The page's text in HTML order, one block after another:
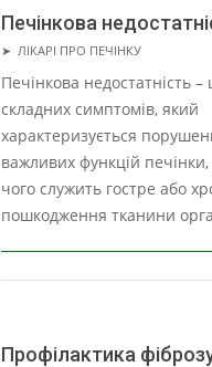
Печінкова
2021-
07-
07
➤ ЛІКАРІ ПРО ПЕЧІНКУ
Печінкова недостатність
складних симптомів, який
характеризується
важливих функцій
чого служить гостре або
пошкодження тканини
Профілактика